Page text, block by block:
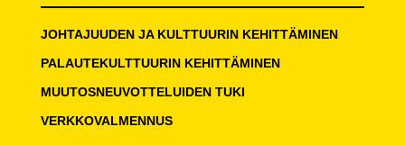
JOHTAJUUDEN JA KULTTUURIN KEHITTÄMINEN
PALAUTEKULTTUURIN KEHITTÄMINEN
MUUTOSNEUVOTTELUIDEN TUKI
VERKKOVALMENNUS